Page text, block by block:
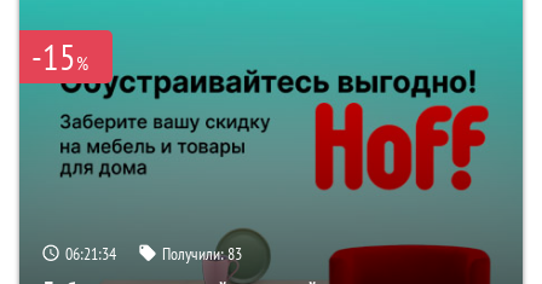
-15%
06:21:33 Получили:83